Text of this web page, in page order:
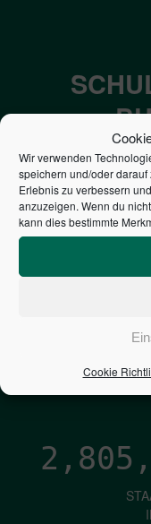
Wir verwenden
speichern und/oder
Erlebnis zu verbessern
anzuzeigen. Wenn du
kann dies bestimmte
Cookie